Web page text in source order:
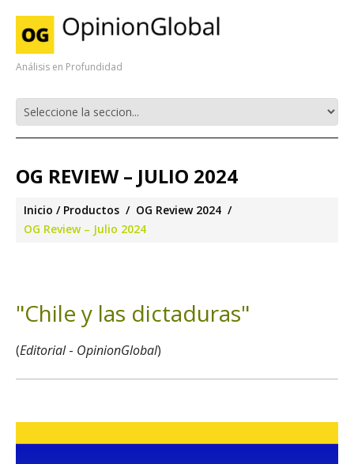
Análisis en Profundidad
OG REVIEW – JULIO 2024
Inicio Productos
OG Review 2024
OG Review – Julio 2024
"Chile y las dictaduras"
(Editorial- OpinionGlobal)